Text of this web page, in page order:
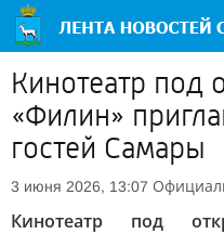
Кинотеатр под
«Филин»
гостей Самары
3 июня 2026, 13:07
Кинотеатр под